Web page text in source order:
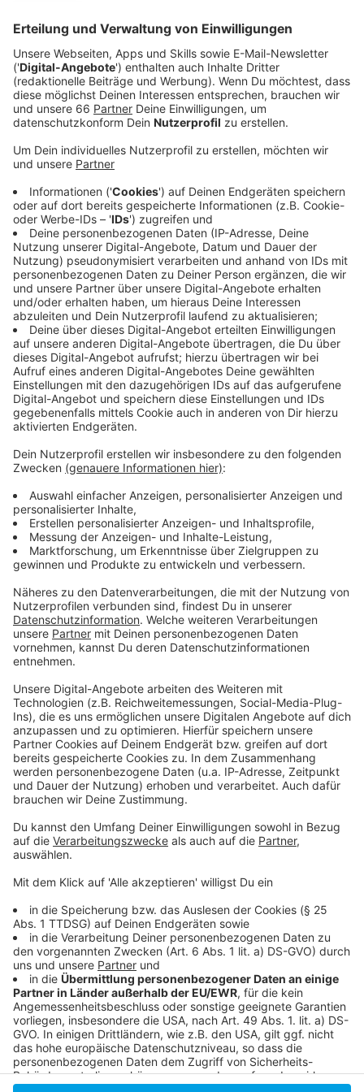
"Chromatica", die neue Scheibe von Lady Gaga war ja
schon Album der Woche bei uns und die erste
Auskopplung "Stupid Love" habe wir natürlich auch bei
uns in der Rotation. Und dann muss die Gaga direkt
noch so einen Klopper von ihrem Album rüber schieben.
"Rain On Me" hat sie zusammen mit einer anderen Pop-
Größe eingespielt: Ariana Grande. In einem Interview
mit Apple Music hat Lady Gaga von ihrer Freundschaft
zu Ariana gesprochen und dass das zwischen den
beiden ein eher holpriger Anfang war. Ariana hat immer
wieder versucht Kontakt zu Gaga aufzubauen, aber die
wollte Ariana nicht mit ihrer zu diesem Zeitpunkt
negativen Phase beeinflussen. Gaga wusste, dass
Ariana eine Menge durchgemacht hatte und gerade am
heilen war (wahrscheinlich ein Hinweis auf den
Anschlag in Manchester) und sie nicht runterziehen
wollte. Schlussendlich hat dann aber doch alles
geklappt und die beiden haben sich im Studio
getroffen und Gaga hatte eine Bitte an Ariana: "Ok, ich
herum vergisst. Und während du singst, werde ich dazu
so nimmt man eben eine richtige Dance-Nummer auf.
Anzeige
Wir benötigen Ihre
Zustimmung, um den YouTube
Video-Service zu laden!
Wir verwenden einen Service eines
Drittanbieters, um Videoinhalte
einzubetten. Dieser Service kann
Daten zu Ihren Aktivitäten
sammeln. Bitte lesen Sie die
Details durch und stimmen Sie der
Nutzung des Service zu, um dieses
Video anzusehen.
Mehr Informationen
Akzeptieren
powered byUsercentrics Consent
Management Platform
Video)
Anzeige
Anzeige